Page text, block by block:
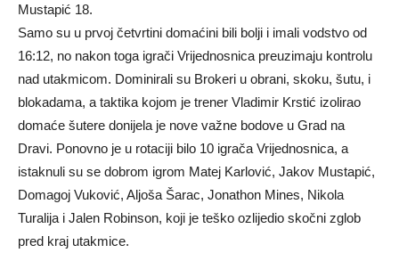
Mustapić 18.
Samo su u prvoj četvrtini domaćini bili bolji i imali vodstvo od
16:12, no nakon toga igrači Vrijednosnica preuzimaju kontrolu
nad utakmicom. Dominirali su Brokeri u obrani, skoku, šutu, i
blokadama, a taktika kojom je trener Vladimir Krstić izolirao
domaće šutere donijela je nove važne bodove u Grad na
Dravi. Ponovno je u rotaciji bilo 10 igrača Vrijednosnica, a
istaknuli su se dobrom igrom Matej Karlović, Jakov Mustapić,
Domagoj Vuković, Aljoša Šarac, Jonathon Mines, Nikola
Turalija i Jalen Robinson, koji je teško ozlijedio skočni zglob
pred kraj utakmice.